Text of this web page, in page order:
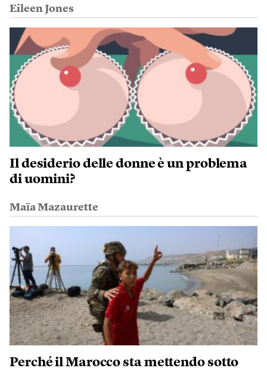
Eileen Jones
Il desiderio delle donne è un problema
di uomini?
Maïa Mazaurette
Perché il Marocco sta mettendo sotto